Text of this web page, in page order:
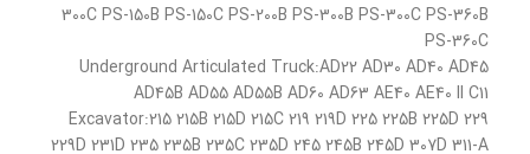
300C PS-150B PS-150C PS-200B PS-300B PS-300C PS-360B
PS-360C
Underground Articulated Truck:AD22 AD30 AD40 AD45
AD45B AD55 AD55B AD60 AD63 AE40 AE40 II C11
Excavator:215 215B 215D 215C 219 219D 225 225B 225D 229
229D 231D 235 235B 235C 235D 245 245B 245D 307D 311-A